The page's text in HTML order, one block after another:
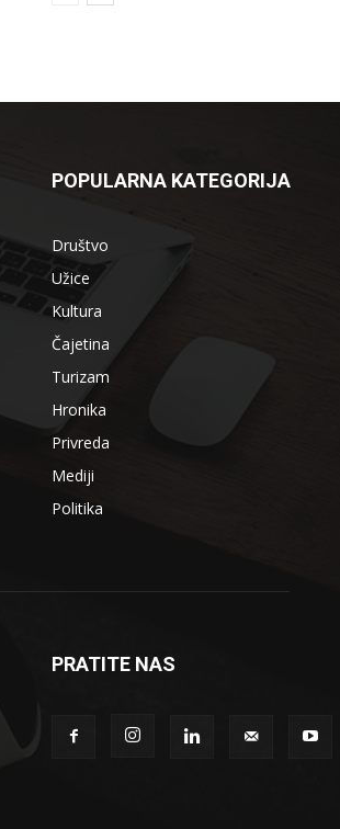
POPULARNA KATEGORIJA
Društvo
Užice
Kultura
Čajetina
Turizam
Hronika
Privreda
Mediji
Politika
PRATITE NAS